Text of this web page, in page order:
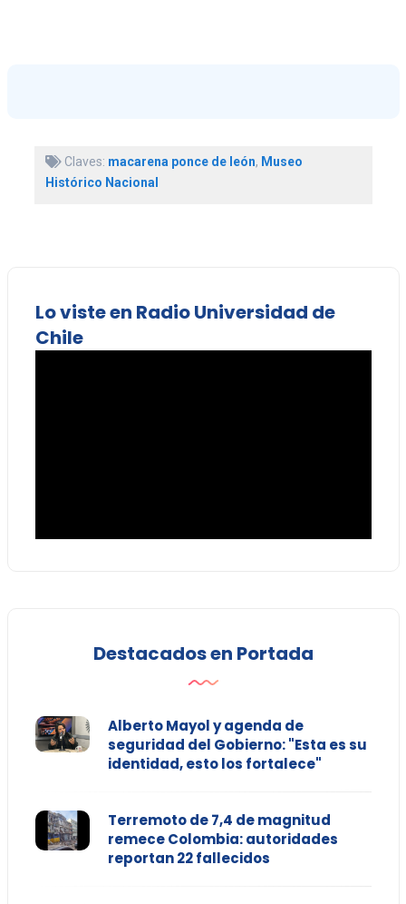
Claves: macarena ponce de león, Museo
Histórico Nacional
Lo viste en Radio Universidad de
Chile
Destacados en Portada
Alberto Mayol y agenda de
seguridad del Gobierno: "Esta es su
identidad, esto los fortalece"
Terremoto de 7,4 de magnitud
remece Colombia: autoridades
reportan 22 fallecidos